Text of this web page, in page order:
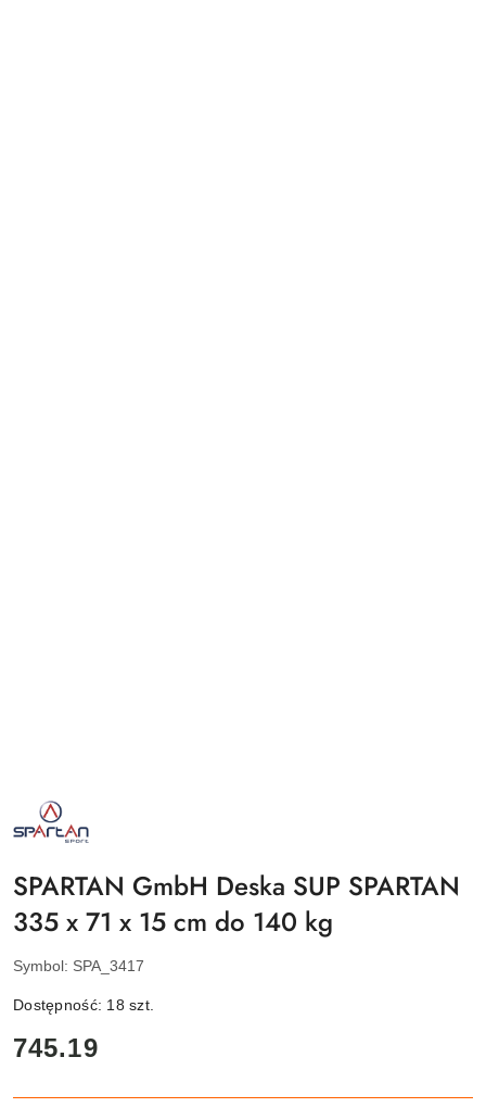
NAZWA
PRODUCENTA:
SPARTAN
SPARTAN GmbH Deska SUP SPARTAN
335 x 71 x 15 cm do 140 kg
Symbol: SPA_3417
Dostępność: 18szt.
cena:
745.19